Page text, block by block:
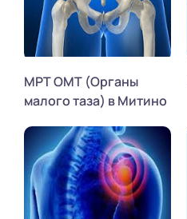
МРТ ОМТ (Органы
малого таза) в Митино